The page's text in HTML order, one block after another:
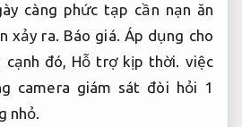
càng phức tạp cần nạn ăn
xảy ra. Báo giá. Áp dụng cho
cạnh đó, Hỗ trợ kịp thời. việc
camera giám sát đòi hỏi 1
nhỏ.